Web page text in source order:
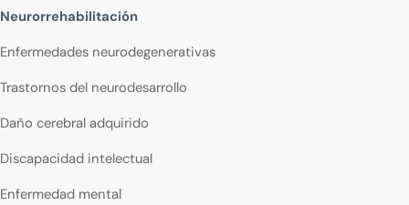
Neurorrehabilitación
Enfermedades neurodegenerativas
Trastornos del neurodesarrollo
Daño cerebral adquirido
Discapacidad intelectual
Enfermedad mental